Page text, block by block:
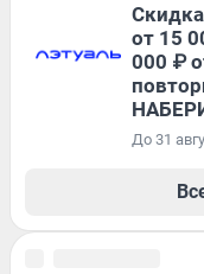
от 15
000 ₽
До 31